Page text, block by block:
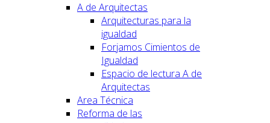
A de Arquitectas
Arquitecturas para la
igualdad
Forjamos Cimientos de
Igualdad
Espacio de lectura A de
Arquitectas
Area Técnica
Reforma de las